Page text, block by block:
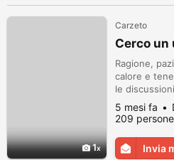
1
Carzeto
Cerco un
Ragione,
calore e
le
stabilità, la
sono
piuttosto
ai bisogni
5 mesi fa
209
Invia